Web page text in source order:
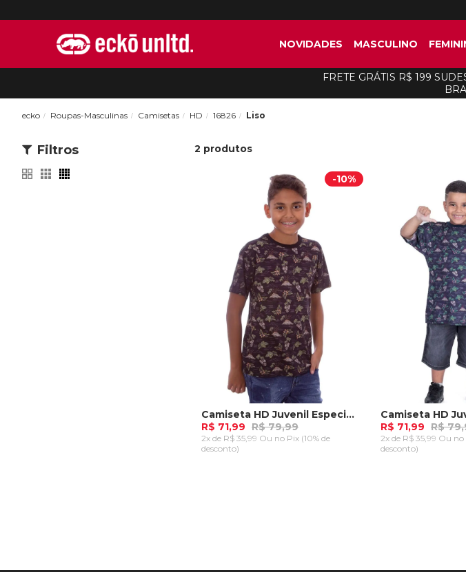
NOVIDADES MASCULINO
FRETE GRÁTIS R$ 199
ecko Roupas-Masculinas Camisetas HD 16826 Liso
Filtros 2 produtos
-10%
Camiseta HD Juvenil Especial Estampada Island Preta
R$ 71,99 R$ 79,99
2x de R$ 35,99 Ou no Pix (10% de
desconto)
R$ 71,99 R$
2x de R$ 35,99 Ou no
desconto)